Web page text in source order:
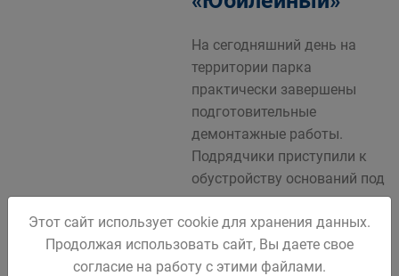
На сегодняшний день на
территории парка
практически завершены
подготовительные
демонтажные работы.
Подрядчики приступили к
обустройству оснований под
тротуары.
Вскоре здесь появятся
новые асфальтобетонные и
Этот сайт использует cookie для хранения данных.
Продолжая использовать сайт, Вы даете свое
согласие на работу с этими файлами.